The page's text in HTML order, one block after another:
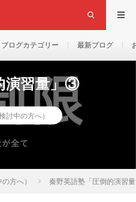
ブログカテゴリー 最新ブログ
演習量」③
討中の方へ）
方へ） 秦野英語塾「圧倒的演習